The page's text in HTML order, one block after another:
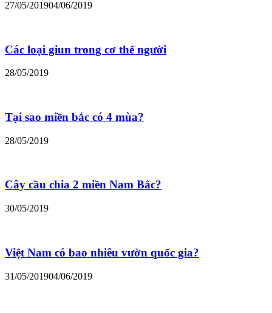
27/05/201904/06/2019
Các loại giun trong cơ thể người
28/05/2019
Tại sao miền bắc có 4 mùa?
28/05/2019
Cây cầu chia 2 miền Nam Bắc?
30/05/2019
Việt Nam có bao nhiêu vườn quốc gia?
31/05/201904/06/2019